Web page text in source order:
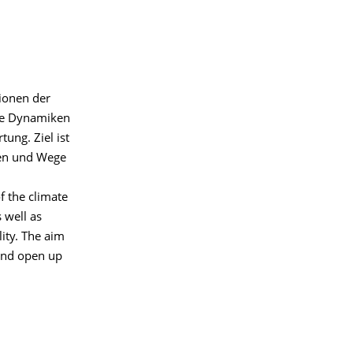
der
Dynamiken
Ziel ist
und Wege
the climate
well as
The aim
open up